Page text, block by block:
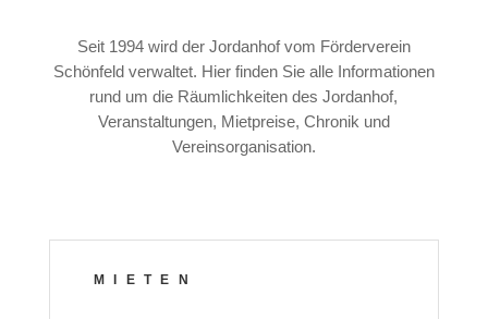
Seit 1994 wird der Jordanhof vom Förderverein
Schönfeld verwaltet. Hier finden Sie alle Informationen
rund um die Räumlichkeiten des Jordanhof,
Veranstaltungen, Mietpreise, Chronik und
Vereinsorganisation.
MIETEN